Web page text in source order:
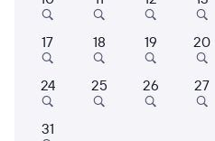
Кто едет
Найти
17 18 19 20
24 25 26 27
31